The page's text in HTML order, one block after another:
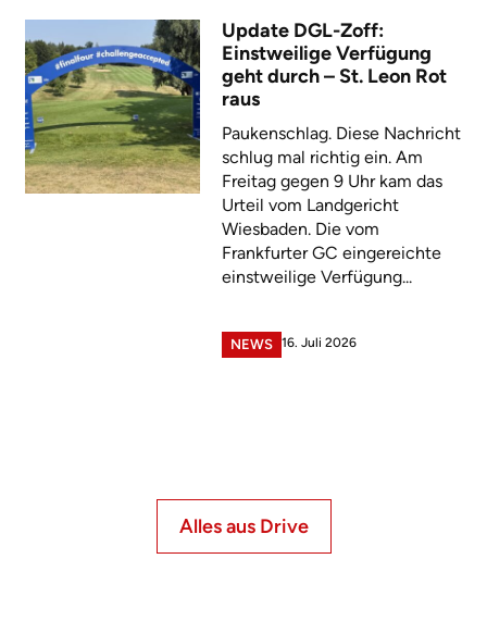
Update DGL-Zoff:
Einstweilige Verfügung
geht durch – St. Leon Rot
raus
Paukenschlag. Diese Nachricht
schlug mal richtig ein. Am
Freitag gegen 9 Uhr kam das
Urteil vom Landgericht
Wiesbaden. Die vom
Frankfurter GC eingereichte
einstweilige Verfügung...
NEWS 16. Juli 2026
Alles aus Drive